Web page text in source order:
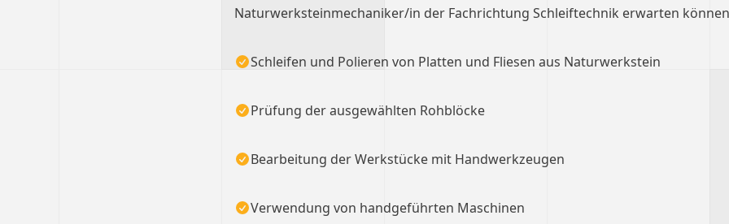
Naturwerksteinmechaniker/in der Fachrichtung Schleiftechnik erwarten
Schleifen und Polieren von Platten und Fliesen aus Naturwerkstein
Prüfung der ausgewählten Rohblöcke
Bearbeitung der Werkstücke mit Handwerkzeugen
Verwendung von handgeführten Maschinen